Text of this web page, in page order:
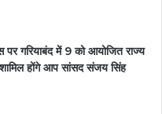
पर गरियाबंद में 9 को आयोजित राज्य
होंगे आप सांसद संजय सिंह